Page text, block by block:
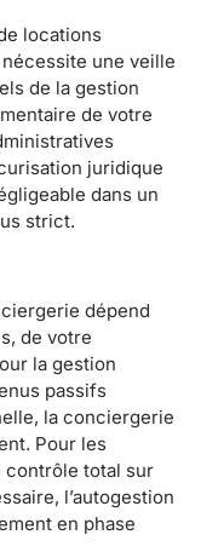
locations
une veille
de la gestion
de votre
juridique
dans un
strict.
dépend
de votre
la gestion
passifs
la conciergerie
Pour les
contrôle total sur
l’autogestion
en phase